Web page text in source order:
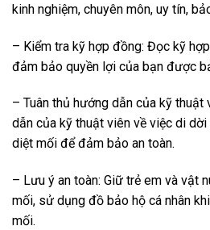
kinh nghiệm, chuyên môn, uy tín,
– Kiểm tra kỹ hợp đồng: Đọc kỹ
đảm bảo quyền lợi của bạn được
– Tuân thủ hướng dẫn của kỹ thuật
dẫn của kỹ thuật viên về việc di
diệt mối để đảm bảo an toàn.
– Lưu ý an toàn: Giữ trẻ em và vật
mối, sử dụng đồ bảo hộ cá nhân
mối.